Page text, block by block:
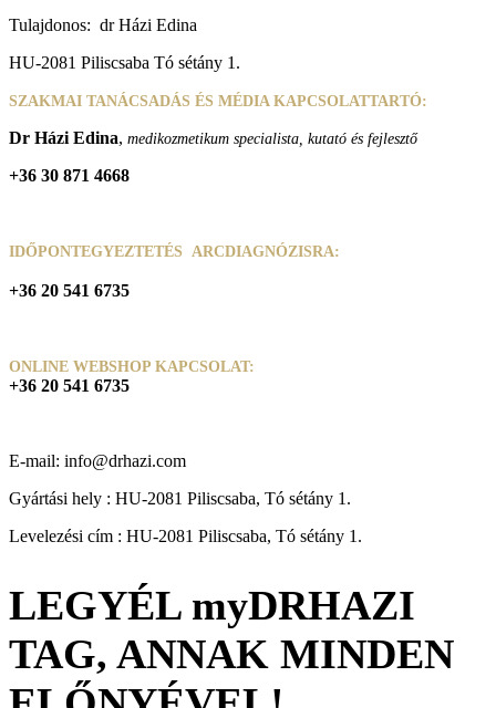
Tulajdonos: dr Házi Edina
HU-2081 Piliscsaba Tó sétány 1.
SZAKMAI TANÁCSADÁS ÉS MÉDIA KAPCSOLATTARTÓ:
Dr Házi Edina, medikozmetikum specialista, kutató és fejlesztő
+36 30 871 4668
IDŐPONTEGYEZTETÉS ARCDIAGNÓZISRA:
+36 20 541 6735
ONLINE WEBSHOP KAPCSOLAT:
+36 20 541 6735
E-mail: info@drhazi.com
Gyártási hely : HU-2081 Piliscsaba, Tó sétány 1.
Levelezési cím : HU-2081 Piliscsaba, Tó sétány 1.
LEGYÉL myDRHAZI
TAG, ANNAK MINDEN